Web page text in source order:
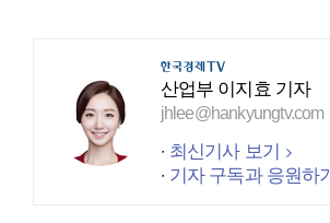
산업부 이지효 기자
jhlee@hankyungtv.com
최신기사 보기
기자 구독과 응원하기